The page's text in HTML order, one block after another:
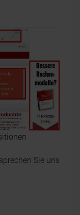
Sie uns